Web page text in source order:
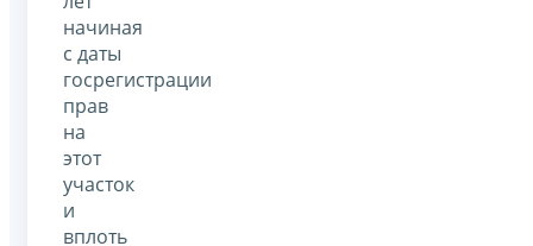
начиная
с даты
госрегистрации
прав
на
этот
участок
и
вплоть